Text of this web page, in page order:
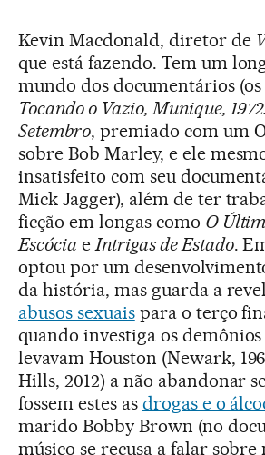
Kevin Macdonald, diretor de
que está fazendo. Tem um
mundo dos documentários (os
Tocando o Vazio, Munique,
Setembro, premiado com um
sobre Bob Marley, e ele
insatisfeito com seu
Mick Jagger), além de ter
ficção em longas como O
Escócia eIntrigas de Estado.
optou por um
da história, mas guarda a
abusos sexuaispara o terço
quando investiga os
levavam Houston (Newark,
Hills, 2012) a não abandonar
fossem estes as drogas e o
marido Bobby Brown (no
músico se recusa a falar sobre